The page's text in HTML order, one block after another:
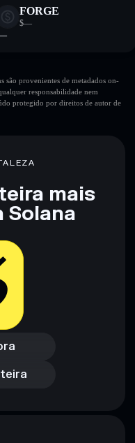
FORGE
$—
são provenientes de metadados on-
responsabilidade nem
protegido por direitos de autor de
mais
Solana